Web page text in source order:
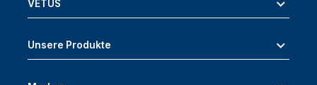
VETUS
Unsere Produkte